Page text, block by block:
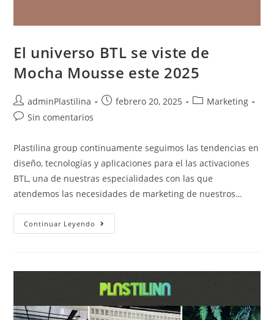
El universo BTL se viste de
Mocha Mousse este 2025
adminPlastilina febrero 20, 2025
Marketing
Sin comentarios
Plastilina group continuamente seguimos las tendencias en
diseño, tecnologías y aplicaciones para el las activaciones
BTL, una de nuestras especialidades con las que
atendemos las necesidades de marketing de nuestros…
Continuar Leyendo